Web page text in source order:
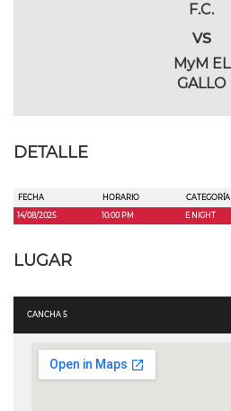
F.C.
vs
MyM EL
GALLO
DETALLE
FECHA HORARIO CATEGORÍA
14/08/2025
10:00 PM E NIGHT
LUGAR
CANCHA 5